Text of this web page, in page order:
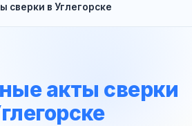
сверки в Углегорске
акты сверки